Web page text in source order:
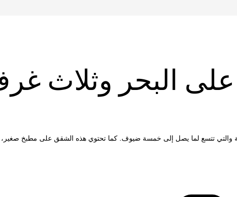
على البحر وثلاث
والتي تتسع لما يصل إلى خمسة ضيوف. كما تحتوي هذه الشقق على مطبخ